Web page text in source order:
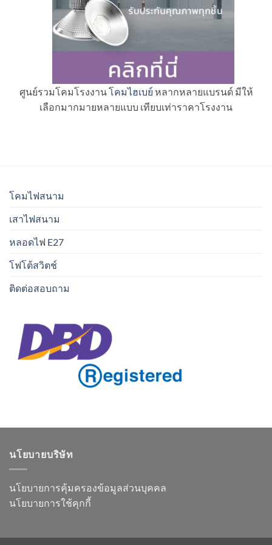
ศูนย์รวมโคมโรงงานโคมไฮเบย์ หลากหลายแบรนด์ มีให้
เลือกมากมายหลายแบบ เทียบเท่าราคาโรงงาน
โคมไฟสนาม
เสาไฟสนาม
หลอดไฟ E27
โฟโต้สวิตช์
ติดต่อสอบถาม
นโยบายบริษัท
นโยบายการคุ้มครองข้อมูลส่วนบุคคล
นโยบายการใช้คุกกี้